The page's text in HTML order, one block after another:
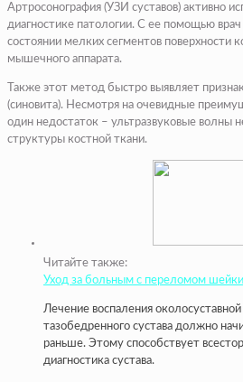
Артросонография (УЗИ суставов) активно
диагностике патологии. С ее помощью
состоянии мелких сегментов поверхности
мышечного аппарата.
Также этот метод быстро выявляет
(синовита). Несмотря на очевидные
один недостаток – ультразвуковые волны
структуры костной ткани.
Читайте также:
Уход за больным с переломом
Лечение воспаления
тазобедренного сустава должно
раньше. Этому способствует
диагностика сустава.